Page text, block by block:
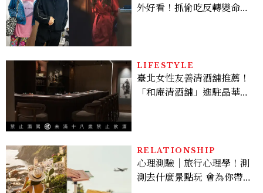
外好看！抓偷吃反轉變命
看點懶人包
LIFESTYLE
臺北女性友善清酒舖推薦！
「和庵清酒舖」進駐晶華酒
RELATIONSHIP
心理測驗｜旅行心理學！測
測去什麼景點玩 會為你帶來